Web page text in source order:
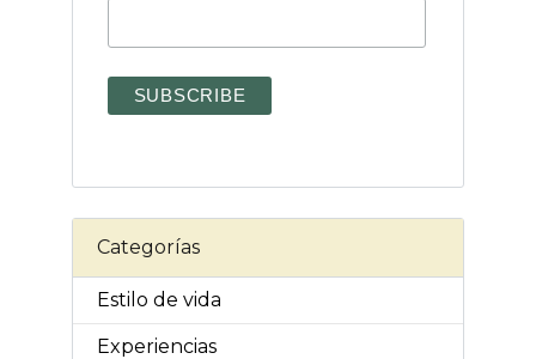
Categorías
Estilo de vida
Experiencias